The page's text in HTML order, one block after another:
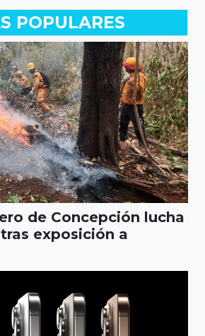
POPULARES
de Concepción lucha
exposición a